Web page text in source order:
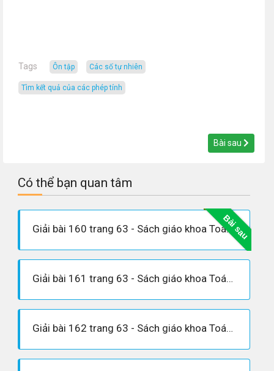
Tags ôn tập các số tự nhiên
Tìm kết quả của các phép tính
Bài sau
Có thể bạn quan tâm
Bài sau
Giải bài 160 trang 63 - Sách giáo khoa Toán 6 tập 1
Giải bài 161 trang 63 - Sách giáo khoa Toán 6 tập 1
Giải bài 162 trang 63 - Sách giáo khoa Toán 6 tập 1